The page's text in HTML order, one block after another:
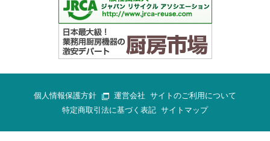
個人情報保護方針 運営会社 サイトのご利用について
特定商取引法に基づく表記 サイトマップ